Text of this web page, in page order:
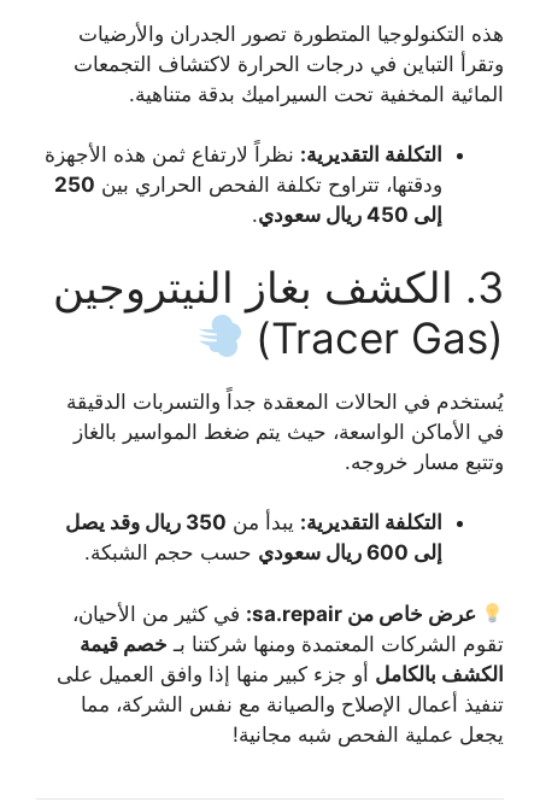
هذه التكنولوجيا المتطورة تصور الجدران والأرضيات
وتقرأ التباين في درجات الحرارة لاكتشاف التجمعات
المائية المخفية تحت السيراميك بدقة متناهية.
التكلفة التقديرية: نظراً لارتفاع ثمن هذه الأجهزة
ودقتها، تتراوح تكلفة الفحص الحراري بين 250
إلى 450 ريال سعودي
.
3. الكشف بغاز النيتروجين
(Tracer Gas)
يُستخدم في الحالات المعقدة جداً والتسربات الدقيقة
في الأماكن الواسعة، حيث يتم ضغط المواسير بالغاز
وتتبع مسار خروجه.
التكلفة التقديرية: يبدأ من
350 ريال وقد يصل
إلى 600 ريال سعودي
حسب حجم الشبكة.
عرض خاص من sa.repair:
في كثير من الأحيان،
تقوم الشركات المعتمدة ومنها شركتنا بـ خصم قيمة
الكشف بالكامل أو جزء كبير منها إذا وافق العميل على
تنفيذ أعمال الإصلاح والصيانة مع نفس الشركة، مما
يجعل عملية الفحص شبه مجانية!